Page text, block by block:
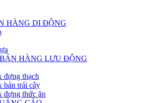
HÀNG DI ĐỘNG
HÀNG LƯU ĐỘNG
đựng thạch
bán trái cây
đựng thức ăn